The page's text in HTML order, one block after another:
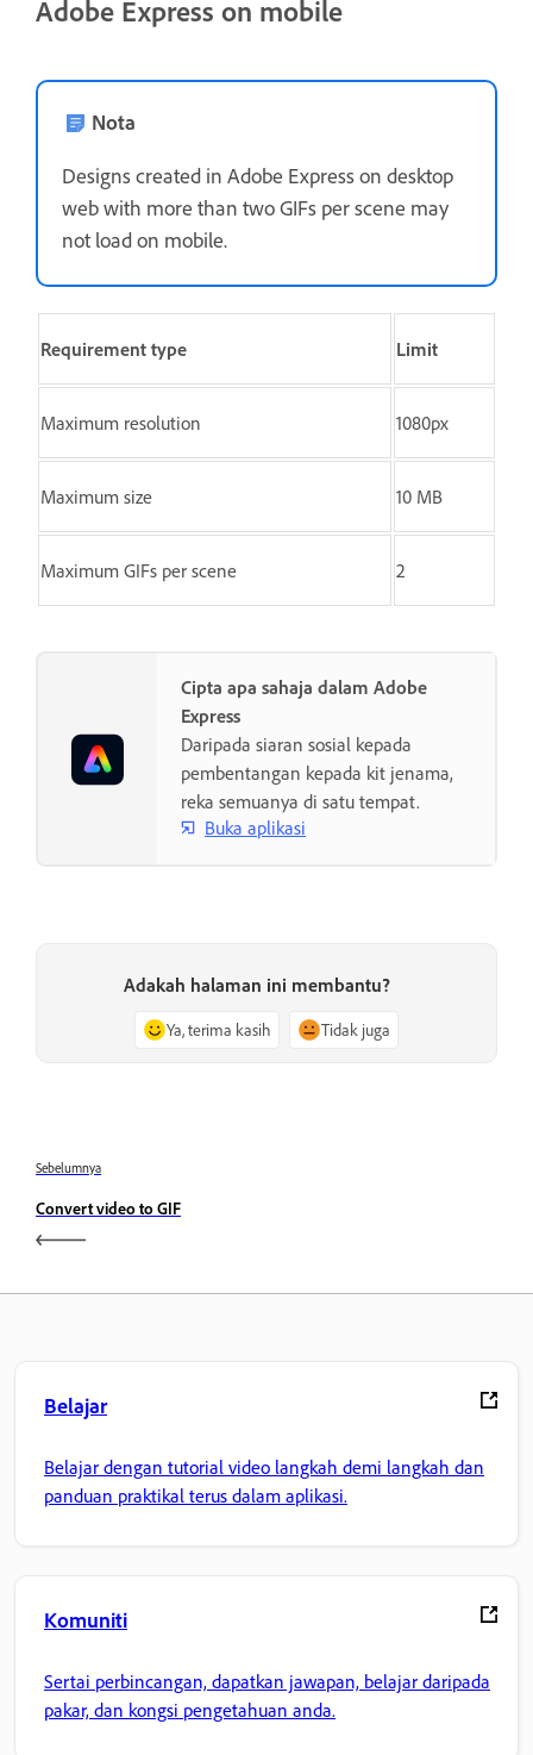
Adobe Express on mobile
Nota
Designs created in Adobe Express on desktop
web with more than two GIFs per scene may
not load on mobile.
Requirement type Limit
Maximum resolution 1080px
Maximum size 10 MB
Maximum GIFs per scene 2
Cipta apa sahaja dalam Adobe
Express
Daripada siaran sosial kepada
pembentangan kepada kit jenama,
reka semuanya di satu tempat.
Buka aplikasi
Adakah halaman ini membantu?
Ya, terima kasih Tidak juga
Sebelumnya
Convert video to GIF
Belajar
Belajar dengan tutorial video langkah demi langkah dan
panduan praktikal terus dalam aplikasi.
Komuniti
Sertai perbincangan, dapatkan jawapan, belajar daripada
pakar, dan kongsi pengetahuan anda.